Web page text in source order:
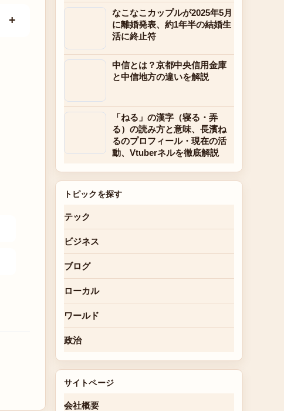
なこなこカップルが2025年5月
に離婚発表、約1年半の結婚生
活に終止符
中信とは？京都中央信用金庫
と中信地方の違いを解説
「ねる」の漢字（寝る・弄
る）の読み方と意味、長濱ね
るのプロフィール・現在の活
動、Vtuberネルを徹底解説
トピックを探す
テック
ビジネス
ブログ
ローカル
ワールド
政治
サイトページ
会社概要